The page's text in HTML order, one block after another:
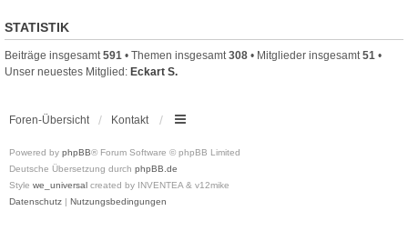
STATISTIK
Beiträge insgesamt591 • Themen insgesamt308 • Mitglieder insgesamt51 •
Unser neuestes Mitglied: Eckart S.
Foren-Übersicht Kontakt
Powered by phpBB® Forum Software © phpBB Limited
Deutsche Übersetzung durch phpBB.de
Style we_universal created by INVENTEA & v12mike
Datenschutz | Nutzungsbedingungen